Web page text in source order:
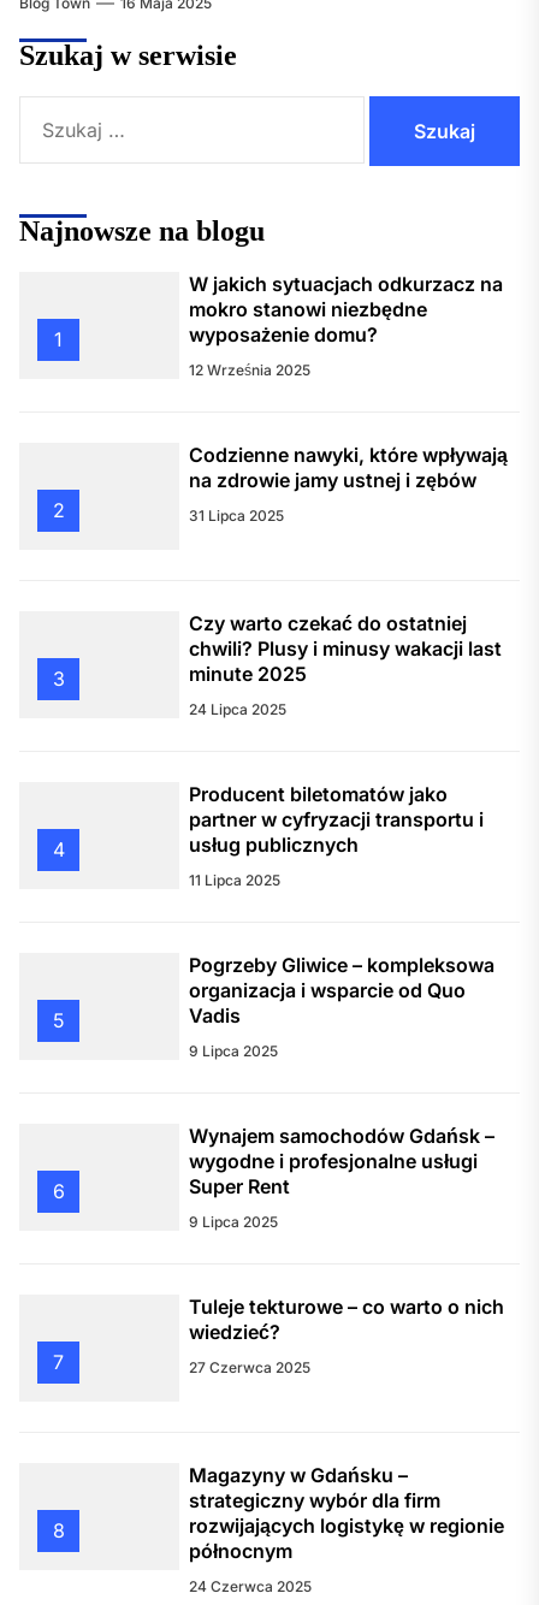
Szukaj w serwisie
Najnowsze na blogu
1
W jakich sytuacjach odkurzacz na
mokro stanowi niezbędne
wyposażenie domu?
12 Września 2025
2
Codzienne nawyki, które wpływają
na zdrowie jamy ustnej i zębów
31 Lipca 2025
3
Czy warto czekać do ostatniej
chwili? Plusy i minusy wakacji last
minute 2025
24 Lipca 2025
4
Producent biletomatów jako
partner w cyfryzacji transportu i
usług publicznych
11 Lipca 2025
5
Pogrzeby Gliwice – kompleksowa
organizacja i wsparcie od Quo
Vadis
9 Lipca 2025
6
Wynajem samochodów Gdańsk –
wygodne i profesjonalne usługi
Super Rent
9 Lipca 2025
7
Tuleje tekturowe – co warto o nich
wiedzieć?
27 Czerwca 2025
8
Magazyny w Gdańsku –
strategiczny wybór dla firm
rozwijających logistykę w regionie
północnym
24 Czerwca 2025